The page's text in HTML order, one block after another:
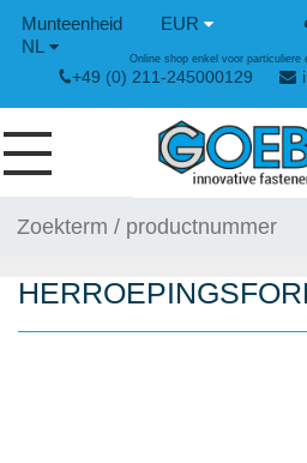
NL
EUR
SCHROEVEN
+49 (0) 211-245000129
Online shop enkel voor particuliere